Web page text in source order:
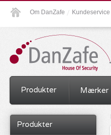
Om DanZafe Kundeservice
Produkter Mærker
Produkter